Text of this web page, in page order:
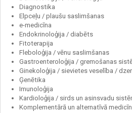
Diagnostika
Elpceļu / plaušu saslimšanas
e-medicīna
Endokrinoloģija / diabēts
Fitoterapija
Fleboloģija / vēnu saslimšanas
Gastroenteroloģija / gremošanas
Ginekoloģija / sievietes veselība /
Ģenētika
Imunoloģija
Kardioloģija / sirds un asinsvadu
Komplementārā un alternatīvā